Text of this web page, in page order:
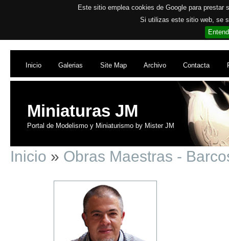
Este sitio emplea cookies de Google para
Si utilizas este sitio web, se
Inicio Galerias Site Map Archivo Contacta
Miniaturas JM
Portal de Modelismo y Miniaturismo by Mister JM
Inicio » Obras Maestras -